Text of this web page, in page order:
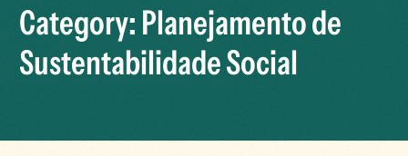
Category: Planejamento de
Sustentabilidade Social